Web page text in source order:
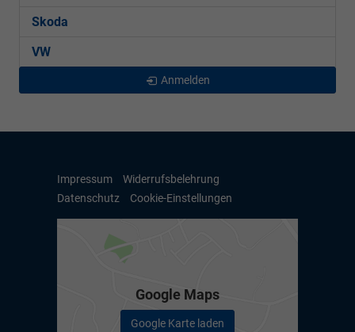
Skoda
VW
Anmelden
Impressum
Widerrufsbelehrung
Datenschutz
Cookie-Einstellungen
Google Maps
Google Karte laden